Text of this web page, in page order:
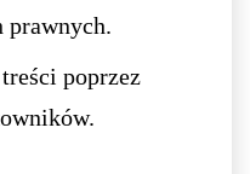
poprzez